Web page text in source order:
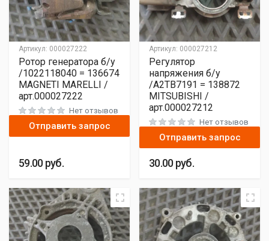
Артикул: 000027222
Ротор генератора б/у
/1022118040 = 136674
MAGNETI MARELLI /
арт.000027222
Нет отзывов
Отправить запрос
59.00руб.
Артикул: 000027212
Регулятор
напряжения б/у
/A2TB7191 = 138872
MITSUBISHI /
арт.000027212
Нет отзывов
Отправить запрос
30.00руб.